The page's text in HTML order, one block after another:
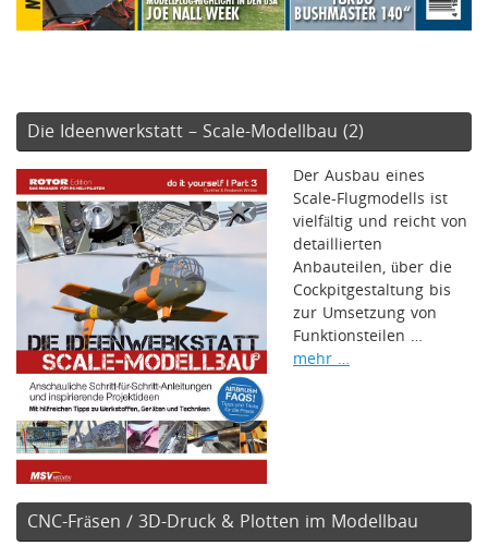
Die Ideenwerkstatt – Scale-Modellbau (2)
Der Ausbau eines
Scale-Flugmodells ist
vielfältig und reicht von
detaillierten
Anbauteilen, über die
Cockpitgestaltung bis
zur Umsetzung von
Funktionsteilen …
mehr …
CNC-Fräsen / 3D-Druck & Plotten im Modellbau